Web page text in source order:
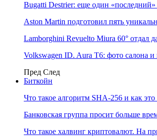
Bugatti Destrier: еще один «последний»
Aston Martin подготовил пять
Lamborghini Revuelto Miura 60° отдал
Volkswagen ID. Aura T6: фото салона
Пред След
Биткойн
Что такое алгоритм SHA-256 и как это
Банковская группа просит больше
Что такое халвинг криптовалют. На